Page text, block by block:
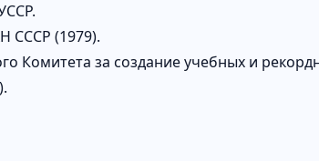
СССР (1979).
Комитета за создание учебных и